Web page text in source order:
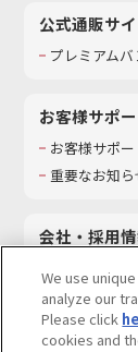
公式通販サ
プレミアム
お客様サポ
お客様サポ
重要なお知ら
会社・採用
採用情報
サステナビリ
We use
analyze our
Please click
cookies and